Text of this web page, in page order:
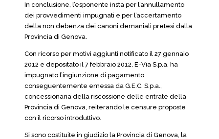
In conclusione, l’esponente insta per l’annullamento
dei provvedimenti impugnati e per l’accertamento
della non debenza dei canoni demaniali pretesi dalla
Provincia di Genova.
Con ricorso per motivi aggiunti notificato il 27 gennaio
2012 e depositato il 7 febbraio 2012, E-Via S.p.a. ha
impugnato l’ingiunzione di pagamento
conseguentemente emessa da G.E.C. S.p.a.,
concessionaria della riscossione delle entrate della
Provincia di Genova, reiterando le censure proposte
con il ricorso introduttivo.
Si sono costituite in giudizio la Provincia di Genova, la